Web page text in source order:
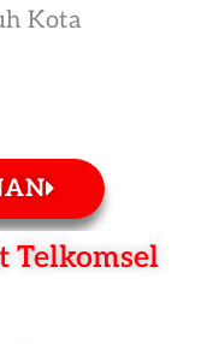
Kota
Telkomsel